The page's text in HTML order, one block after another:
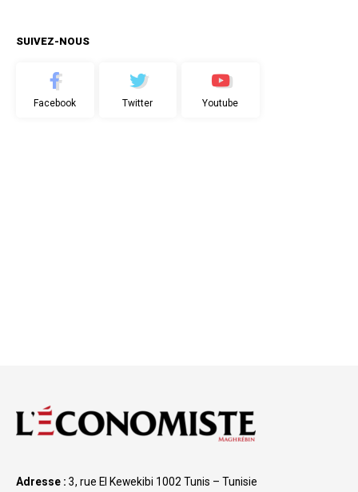
SUIVEZ-NOUS
Facebook Twitter Youtube
Adresse : 3, rue El Kewekibi 1002 Tunis – Tunisie